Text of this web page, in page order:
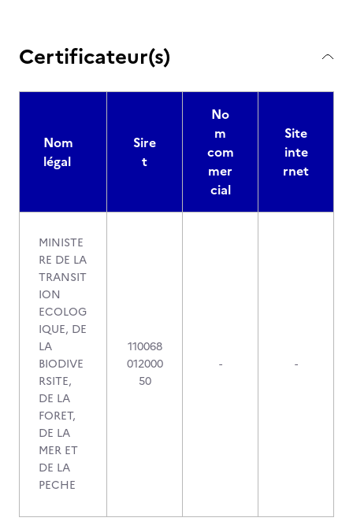
Certificateur(s)
Nom
légal
Sire
t
No
m
com
mer
cial
Site
inte
rnet
MINISTE
RE DE LA
TRANSIT
ION
ECOLOG
IQUE, DE
LA
BIODIVE
RSITE,
DE LA
FORET,
DE LA
MER ET
DE LA
PECHE
110068
012000
50
- -